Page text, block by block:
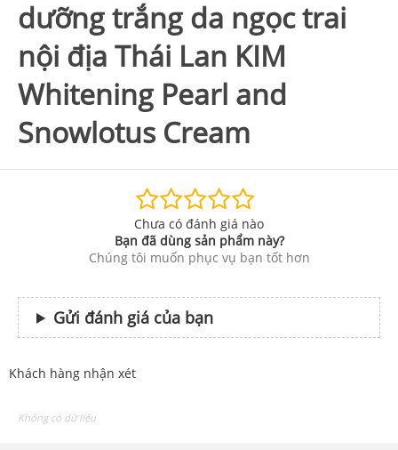
dưỡng trắng da ngọc trai
nội địa Thái Lan KIM
Whitening Pearl and
Snowlotus Cream
Chưa có đánh giá nào
Bạn đã dùng sản phẩm này?
Chúng tôi muốn phục vụ bạn tốt hơn
Gửi đánh giá của bạn
Khách hàng nhận xét
Không có dữ liệu